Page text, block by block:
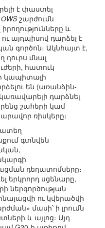
է փաստել
ОWSշարժումն
և
այդպիսով դարձել է
գործոն։ Ակնհայտ է,
դուրս մնալ
հատուկ
կապիտալի
են (առանձին-
դարձնել
շահերի կամ
ռիսկերը։
գտնվեն
դեղատոմսերը։
երկրորդ սցենարը,
ներգործության
ու կվերածվի
մասի՝ ի լրումն
և այլոց։ Այդ